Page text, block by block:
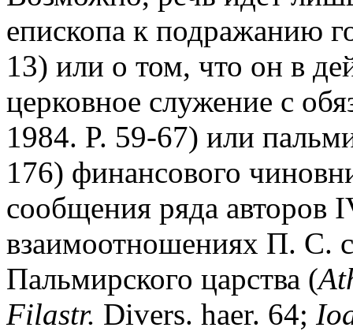
епископа к подражанию
13) или о том, что он в
церковное служение с
1984. P. 59-67) или
176) финансового
сообщения ряда авторов
взаимоотношениях П. С.
Пальмирского царства (
Filastr. Divers. haer. 64;